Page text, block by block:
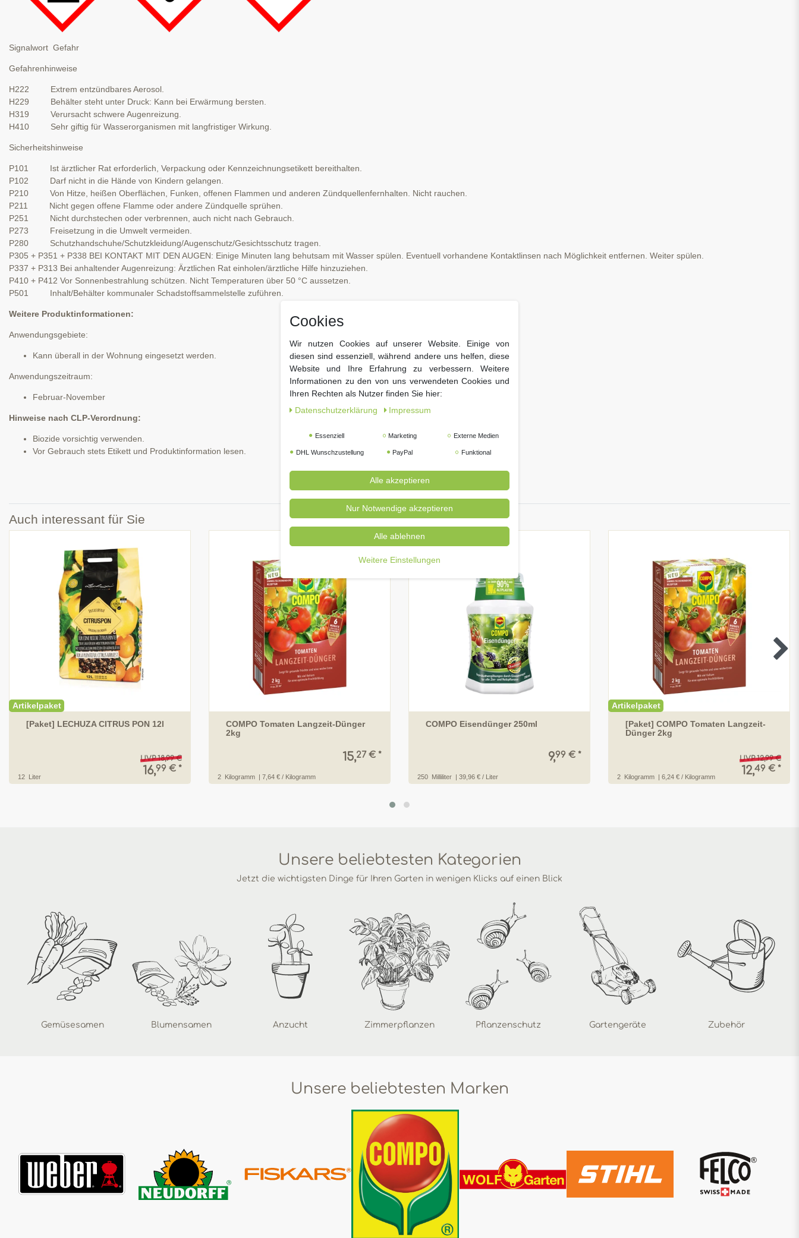
Signalwort Gefahr
Gefahrenhinweise
H222 Extrem entzündbares Aerosol.
H229 Behälter steht unter Druck: Kann bei Erwärmung bersten.
H319 Verursacht schwere Augenreizung.
H410 Sehr giftig für Wasserorganismen mit langfristiger Wirkung.
Sicherheitshinweise
P101 Ist ärztlicher Rat erforderlich, Verpackung oder Kennzeichnungsetikett bereithalten.
P102 Darf nicht in die Hände von Kindern gelangen.
P210 Von Hitze, heißen Oberflächen, Funken, offenen Flammen und anderen Zündquellenfernhalten. Nicht rauchen.
P211 Nicht gegen offene Flamme oder andere Zündquelle sprühen.
P251 Nicht durchstechen oder verbrennen, auch nicht nach Gebrauch.
P273 Freisetzung in die Umwelt vermeiden.
P280 Schutzhandschuhe/Schutzkleidung/Augenschutz/Gesichtsschutz tragen.
P305 + P351 + P338 BEI KONTAKT MIT DEN AUGEN: Einige Minuten lang behutsam mit Wasser spülen. Eventuell vorhandene Kontaktlinsen nach Möglichkeit entfernen. Weiter spülen.
P337 + P313 Bei anhaltender Augenreizung: Ärztlichen Rat einholen/ärztliche Hilfe hinzuziehen.
P410 + P412 Vor Sonnenbestrahlung schützen. Nicht Temperaturen über 50 °C aussetzen.
P501 Inhalt/Behälter kommunaler Schadstoffsammelstelle zuführen.
Weitere Produktinformationen:
Anwendungsgebiete:
Kann überall in der Wohnung eingesetzt werden.
Anwendungszeitraum:
Februar-November
Hinweise nach CLP-Verordnung:
Biozide vorsichtig verwenden.
Vor Gebrauch stets Etikett und Produktinformation lesen.
Auch interessant für Sie
Artikelpaket
[Paket] LECHUZA CITRUS PON 12l
UVP 18,99 €
16,99 € *
12 Liter
COMPO Tomaten Langzeit-Dünger
2kg
15,27 € *
2 Kilogramm | 7,64 € / Kilogramm
COMPO Eisendünger 250ml
9,99 € *
250 Milliliter | 39,96 € / Liter
Artikelpaket
[Paket] COMPO Tomaten Langzeit-
Dünger 2kg
UVP 12,99 €
12,49 € *
2 Kilogramm | 6,24 € / Kilogramm
Unsere beliebtesten Kategorien
Jetzt die wichtigsten Dinge für Ihren Garten in wenigen Klicks auf einen Blick
Gemüsesamen Blumensamen Anzucht Zimmerpflanzen Pflanzenschutz Gartengeräte Zubehör
Unsere beliebtesten Marken
Cookies
Wir nutzen Cookies auf unserer Website. Einige von
diesen sind essenziell, während andere uns helfen, diese
Website und Ihre Erfahrung zu verbessern. Weitere
Informationen zu den von uns verwendeten Cookies und
Ihren Rechten als Nutzer finden Sie hier:
Daten­schutz­erklärung
Impressum
Essenziell Marketing Externe Medien
DHL Wunschzustellung PayPal Funktional
Alle akzeptieren
Nur Notwendige akzeptieren
Alle ablehnen
Weitere Einstellungen